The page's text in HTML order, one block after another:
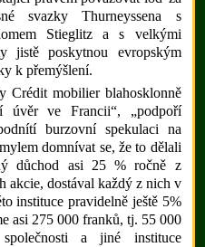
svazky Thurneyssena s
Stieglitz a s velkými
jistě poskytnou evropským
k přemýšlení.
Crédit mobilier blahosklonně
úvěr ve Francii“, „podpoří
burzovní spekulaci na
domnívat se, že to dělali
důchod asi 25 % ročně z
akcie, dostával každý z nich v
instituce pravidelně ještě 5%
asi 275 000 franků, tj. 55 000
a jiné instituce